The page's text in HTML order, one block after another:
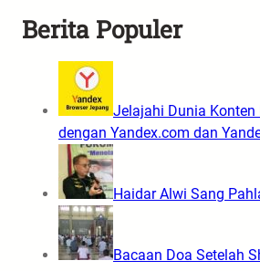
Berita Populer
Jelajahi Dunia Konten
dengan Yandex.com dan
Haidar Alwi Sang
Bacaan Doa Setelah